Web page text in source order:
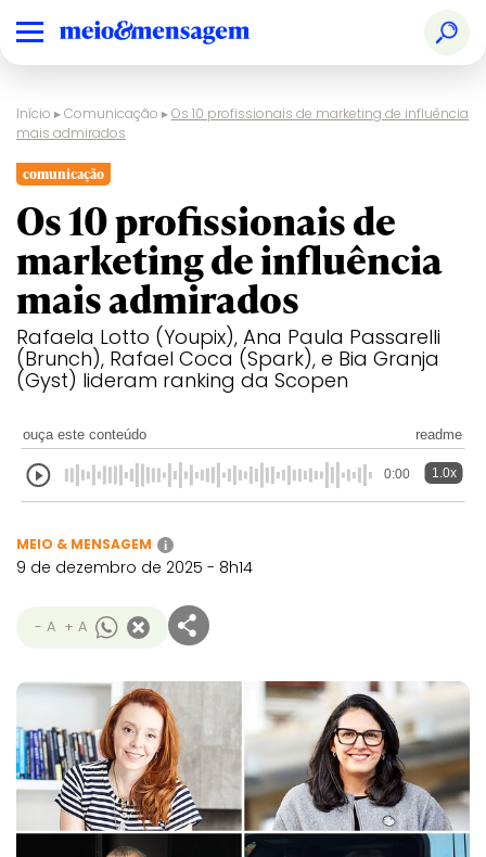
Início ▸Comunicação ▸Os 10 profissionais de marketing de influência
mais admirados
comunicação
Os 10 profissionais de
marketing de influência
mais admirados
Rafaela Lotto (Youpix), Ana Paula Passarelli
(Brunch), Rafael Coca (Spark), e Bia Granja
(Gyst) lideram ranking da Scopen
ouça este conteúdo readme
0:00 1.0x
MEIO & MENSAGEM i
9 de dezembro de 2025 - 8h14
- A + A